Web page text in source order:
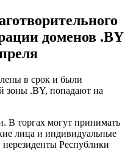
доменов .BY
в срок и были
зоны .BY, попадают на
В торгах могут принимать
лица и индивидуальные
Республики